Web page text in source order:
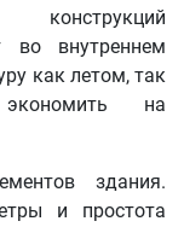
во внутреннем
как летом, так
на
здания.
и простота